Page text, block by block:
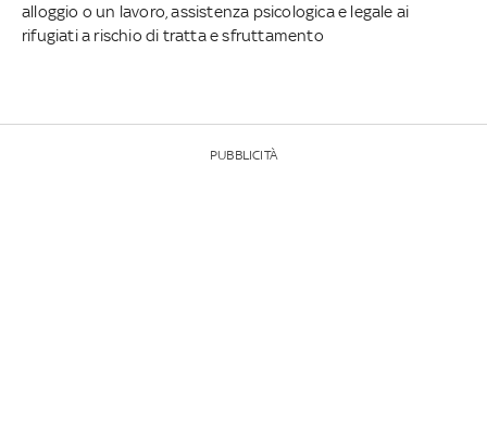
alloggio o un lavoro, assistenza psicologica e legale ai
rifugiati a rischio di tratta e sfruttamento
PUBBLICITÀ